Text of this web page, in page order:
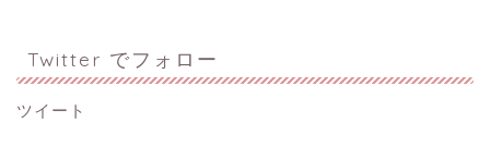
Twitter でフォロー
ツイート